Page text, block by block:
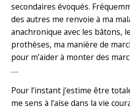
secondaires évoqués.
des autres me renvoie à ma
anachronique avec les bâtons,
prothèses, ma manière de
pour m’aider à monter des
….
Pour l’instant j’estime être
me sens à l’aise dans la vie